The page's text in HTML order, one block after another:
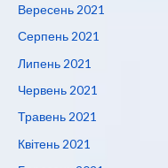
Вересень 2021
Серпень 2021
Липень 2021
Червень 2021
Травень 2021
Квітень 2021